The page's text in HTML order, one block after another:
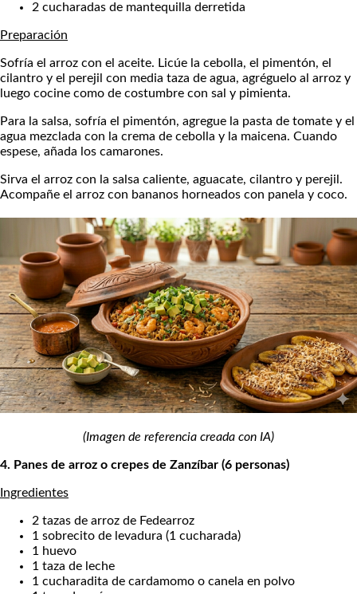
2 cucharadas de mantequilla derretida
Preparación
Sofría el arroz con el aceite. Licúe la cebolla, el pimentón, el
cilantro y el perejil con media taza de agua, agréguelo al arroz y
luego cocine como de costumbre con sal y pimienta.
Para la salsa, sofría el pimentón, agregue la pasta de tomate y el
agua mezclada con la crema de cebolla y la maicena. Cuando
espese, añada los camarones.
Sirva el arroz con la salsa caliente, aguacate, cilantro y perejil.
Acompañe el arroz con bananos horneados con panela y coco.
(Imagen de referencia creada con IA)
4. Panes de arroz o crepes de Zanzíbar (6 personas)
Ingredientes
2 tazas de arroz de Fedearroz
1 sobrecito de levadura (1 cucharada)
1 huevo
1 taza de leche
1 cucharadita de cardamomo o canela en polvo